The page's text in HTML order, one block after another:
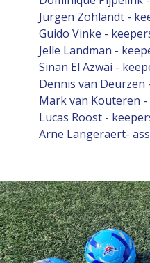
Jurgen Zohlandt -
Guido Vinke -
Jelle Landman -
Sinan El Azwai -
Dennis van
Mark van Kouteren
Lucas Roost -
Arne Langeraert-